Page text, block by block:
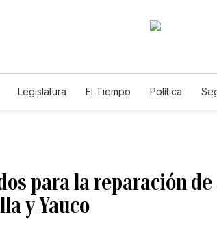
Legislatura El Tiempo Política
para la reparación
y Yauco